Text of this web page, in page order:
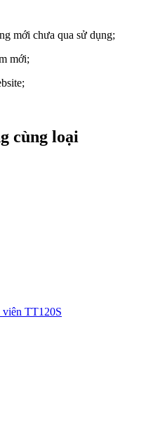
mới chưa qua sử dụng;
mới;
cùng loại
viên TT120S